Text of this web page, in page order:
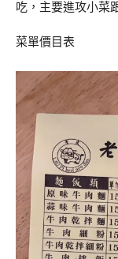
吃，主要進攻小菜
菜單價目表